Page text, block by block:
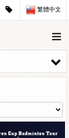
繁體中文